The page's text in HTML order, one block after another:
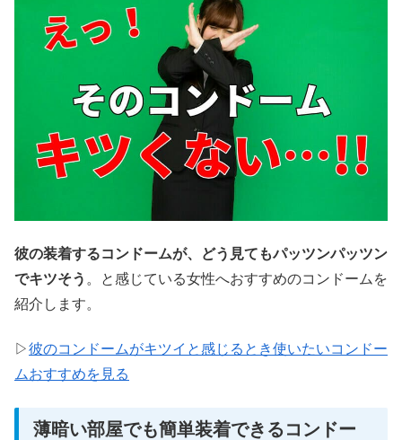
彼の装着するコンドームが、どう見てもパッツンパッツン
でキツそう 。と感じている女性へおすすめのコンドームを
紹介します。
▷彼のコンドームがキツイと感じるとき使いたいコンドー
ムおすすめを見る
薄暗い部屋でも簡単装着できるコンドー